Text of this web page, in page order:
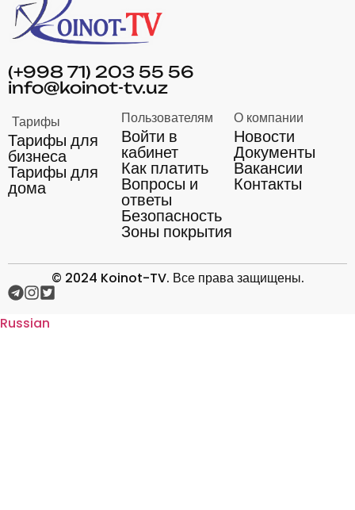
(+998 71) 203 55 56
info@koinot-tv.uz
Тарифы
Тарифы для
бизнеса
Тарифы для
дома
Пользователям
Войти в
кабинет
Как платить
Вопросы и
ответы
Безопасность
Зоны покрытия
О компании
Новости
Документы
Вакансии
Контакты
© 2024 Koinot-TV. Все права защищены.
Russian